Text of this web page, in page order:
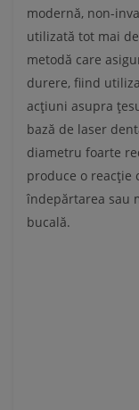
modernă, non-
utilizată tot mai
metodă care
durere, fiind
acțiuni asupra
bază de laser
diametru foarte
produce o reacție
îndepărtarea sau
bucală.